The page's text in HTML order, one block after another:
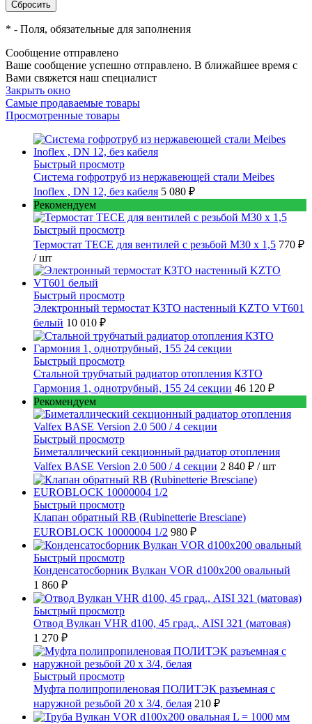
* - Поля, обязательные для заполнения
Сообщение отправлено
Ваше сообщение успешно отправлено. В ближайшее время с
Вами свяжется наш специалист
Закрыть окно
Самые продаваемые товары
Просмотренные товары
Быстрый просмотр
Cистема гофротруб из нержавеющей стали Meibes
Inoflex , DN 12, без кабеля 5 080 ₽
Рекомендуем
Быстрый просмотр
Термостат TECE для вентилей с резьбой М30 х 1,5 770 ₽
/ шт
Быстрый просмотр
Электронный термостат КЗТО настенный KZTO VT601
белый 10 010 ₽
Быстрый просмотр
Стальной трубчатый радиатор отопления КЗТО
Гармония 1, однотрубный, 155 24 секции 46 120 ₽
Рекомендуем
Быстрый просмотр
Биметаллический секционный радиатор отопления
Valfex BASE Version 2.0 500 / 4 секции 2 840 ₽ / шт
Быстрый просмотр
Клапан обратный RB (Rubinetterie Bresciane)
EUROBLOCK 10000004 1/2 980 ₽
Быстрый просмотр
Конденсатосборник Вулкан VOR d100x200 овальный
1 860 ₽
Быстрый просмотр
Отвод Вулкан VHR d100, 45 град., AISI 321 (матовая)
1 270 ₽
Быстрый просмотр
Муфта полипропиленовая ПОЛИТЭК разъемная с
наружной резьбой 20 x 3/4, белая 210 ₽